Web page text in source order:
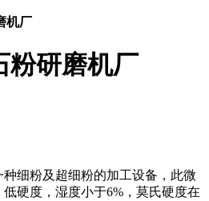
机厂
粉研磨机厂
细粉及超细粉的加工设备，此微
硬度，湿度小于6%，莫氏硬度在